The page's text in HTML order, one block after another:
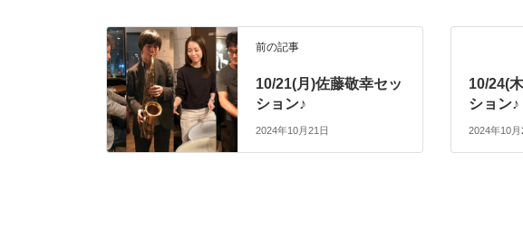
前の記事
10/21(月)佐藤敬幸セッ
ション♪
2024年10月21日
10/24(
ション♪
2024年10月